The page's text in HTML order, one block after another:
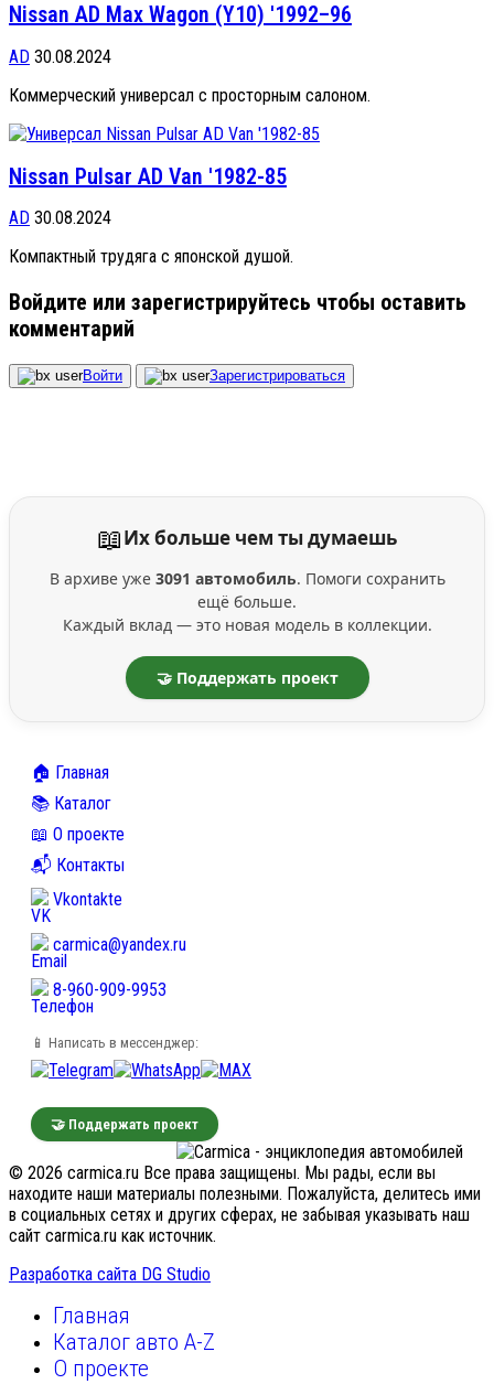
Nissan AD Max Wagon (Y10) '1992–96
AD 30.08.2024
Коммерческий универсал с просторным салоном.
Nissan Pulsar AD Van '1982-85
AD 30.08.2024
Компактный трудяга с японской душой.
Войдите или зарегистрируйтесь чтобы оставить
комментарий
Войти Зарегистрироваться
📖Их больше чем ты думаешь
В архиве уже 3091 автомобиль. Помоги сохранить
ещё больше.
Каждый вклад — это новая модель в коллекции.
🤝 Поддержать проект
🏠 Главная
📚 Каталог
📖 О проекте
📬 Контакты
Vkontakte
carmica@yandex.ru
8-960-909-9953
📱 Написать в мессенджер:
🤝 Поддержать проект
© 2026 carmica.ru Все права защищены. Мы рады, если вы
находите наши материалы полезными. Пожалуйста, делитесь ими
в социальных сетях и других сферах, не забывая указывать наш
сайт carmica.ru как источник.
Разработка сайта DG Studio
Главная
Каталог авто A-Z
О проекте